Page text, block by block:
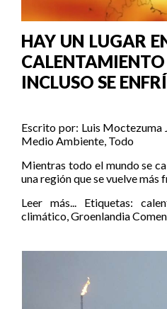
HAY UN LUGAR
INCLUSO SE
Escrito por: Luis Moctezuma
Medio Ambiente, Todo
Mientras todo el mundo se
una región que se vuelve más
Leer más...
Etiquetas:
climático,Groenlandia